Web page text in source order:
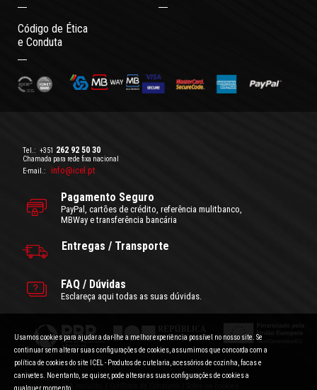
Código de Ética
e Conduta
Tel.: +351 262 92 50 30
Chamada para rede fixa nacional
E-mail.:
info@icel.pt
Pagamento Seguro
PayPal, cartões de crédito, referência mulitbanco,
MBWay e transferência bancária
Entregas / Transporte
FAQ / Dúvidas
Esclareça aqui todas as suas dúvidas.
Condições Gerais de Utilização |Politica de Privacidade
Preços com IVA incluído.
Usamos cookies para ajudar a dar-lhe a melhor experiência possível no nosso site. Se
continuar sem alterar suas configurações de cookies, assumimos que concorda com a
política de cookies do site ICEL - Produtos de cutelaria, acessórios de cozinha, facas e
canivetes. No entanto, se quiser, pode alterar as suas configurações de cookies a
qualquer momento.